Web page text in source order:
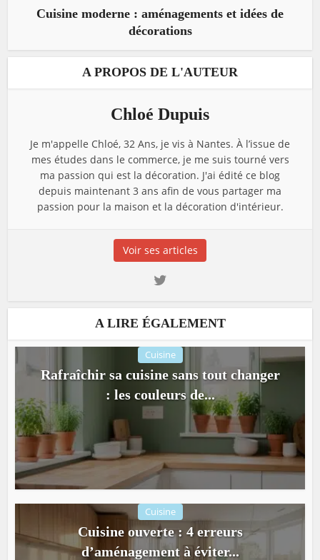
Cuisine moderne : aménagements et idées de
décorations
A PROPOS DE L'AUTEUR
Chloé Dupuis
Je m'appelle Chloé, 32 Ans, je vis à Nantes. À l’issue de
mes études dans le commerce, je me suis tourné vers
ma passion qui est la décoration. J'ai édité ce blog
depuis maintenant 3 ans afin de vous partager ma
passion pour la maison et la décoration d'intérieur.
Voir ses articles
A LIRE ÉGALEMENT
Cuisine
Rafraîchir sa cuisine sans tout changer
: les couleurs de...
Cuisine
Cuisine ouverte : 4 erreurs
d’aménagement à éviter...